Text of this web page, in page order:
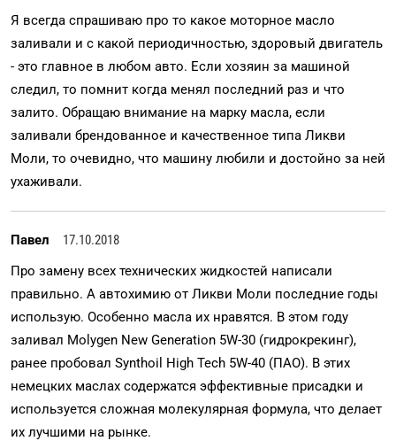
Я всегда спрашиваю про то какое моторное масло
заливали и с какой периодичностью, здоровый двигатель
- это главное в любом авто. Если хозяин за машиной
следил, то помнит когда менял последний раз и что
залито. Обращаю внимание на марку масла, если
заливали брендованное и качественное типа Ликви
Моли, то очевидно, что машину любили и достойно за ней
ухаживали.
Павел
17.10.2018
Про замену всех технических жидкостей написали
правильно. А автохимию от Ликви Моли последние годы
использую. Особенно масла их нравятся. В этом году
заливал Molygen New Generation 5W-30 (гидрокрекинг),
ранее пробовал Synthoil High Tech 5W-40 (ПАО). В этих
немецких маслах содержатся эффективные присадки и
используется сложная молекулярная формула, что делает
их лучшими на рынке.